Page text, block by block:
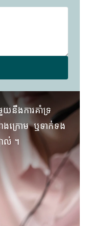
ងការគាំទ្រ
ក្រោម  ឬទាក់ទង
ល់ ។